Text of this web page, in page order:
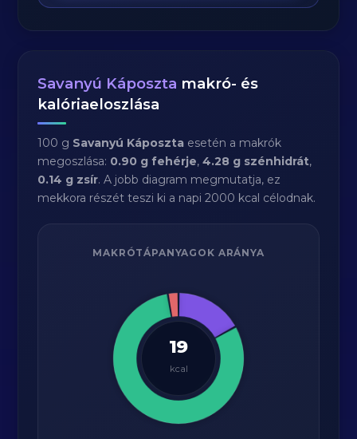
Savanyú Káposzta makró- és
kalóriaeloszlása
100 g Savanyú Káposzta esetén a makrók
megoszlása: 0.90 g fehérje,4.28 g szénhidrát,
0.14 g zsír. A jobb diagram megmutatja, ez
mekkora részét teszi ki a napi 2000 kcal célodnak.
MAKRÓTÁPANYAGOK ARÁNYA
19
kcal